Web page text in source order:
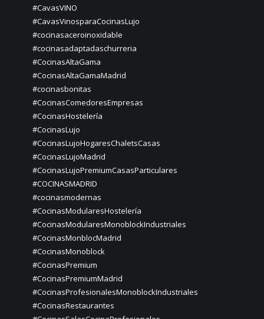
#CavasVINO
#CavasVinosparaCocinasLujo
#cocinasaceroinoxidable
#cocinasadaptadaschurreria
#CocinasAltaGama
#CocinasAltaGamaMadrid
#cocinasbonitas
#CocinasComedoresEmpresas
#CocinasHostelería
#CocinasLujo
#CocinasLujoHogaresChaletsCasas
#CocinasLujoMadrid
#CocinasLujoPremiumCasasParticulares
#COCINASMADRID
#cocinasmodernas
#CocinasModularesHostelería
#CocinasModularesMonoblockIndustriales
#CocinasMonblocMadrid
#CocinasMonoblock
#CocinasPremium
#CocinasPremiumMadrid
#CocinasProfesionalesMonoblockIndustriales
#CocinasRestaurantes